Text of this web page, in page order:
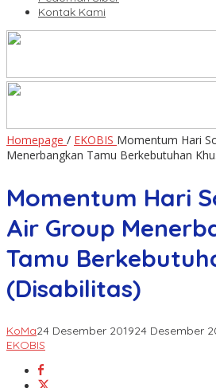
Kontak Kami
Homepage / EKOBIS Momentum Hari
Menerbangkan Tamu Berkebutuhan
Momentum Hari
Air Group
Tamu
(Disabilitas)
KoMa24 Desember 201924 Desember
EKOBIS